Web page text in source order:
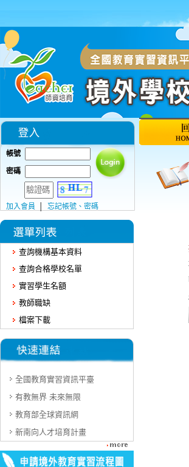
帳號
密碼
加入會員 忘記帳號、密碼
查詢機構基本資料
查詢合格學校名單
實習學生名額
教師職缺
檔案下載
全國教育實習資訊平臺
有教無界 未來無限
教育部全球資訊網
新南向人才培育計畫